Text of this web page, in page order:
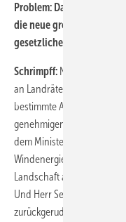
Problem: Dann gilt doch
die neue große Koalition
gesetzlichen
Schrimpff: Nein. Aber die
an Landräte oder auch
bestimmte Anträge, die
genehmigen. Es handelt
dem Ministerpräsidenten.
Windenergieanlagen nicht
Landschaft angeblich
Und Herr Seehofer weiß
zurückgerudert: Erst hatte